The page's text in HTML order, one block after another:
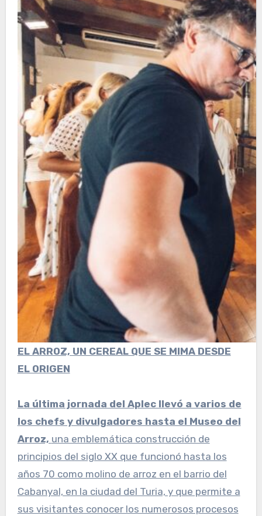
EL ARROZ, UN CEREAL QUE SE MIMA DESDE
EL ORIGEN
La última jornada del Aplec llevó a varios de
los chefs y divulgadores hasta el Museo del
Arroz, una emblemática construcción de
principios del siglo XX que funcionó hasta los
años 70 como molino de arroz en el barrio del
Cabanyal, en la ciudad del Turia, y que permite a
sus visitantes conocer los numerosos procesos